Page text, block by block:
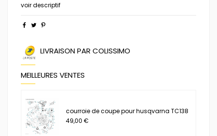
voir descriptif
LIVRAISON PAR COLISSIMO
MEILLEURES VENTES
courroie de coupe pour husqvarna TC138
49,00 €